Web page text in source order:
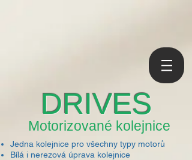
DRIVES
Motorizované kolejnice
Jedna kolejnice pro všechny typy motorů
Bílá i nerezová úprava kolejnice